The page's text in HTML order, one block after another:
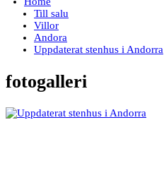
Till salu
Villor
Andora
Uppdaterat stenhus i Andorra
fotogalleri